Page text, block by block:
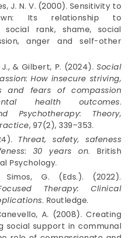
J. N. V. (2000). Sensitivity to
Its relationship to
rank, shame, social
anger and self-other
J., & Gilbert, P. (2024). Social
How insecure striving,
and fears of compassion
health outcomes.
Psychotherapy: Theory,
, 97(2), 339–353.
Threat, safety, safeness
30 years on. British
Psychology.
G. (Eds.). (2022).
Therapy: Clinical
. Routledge.
A. (2008). Creating
social support in communal